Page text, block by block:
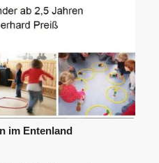
im Entenland